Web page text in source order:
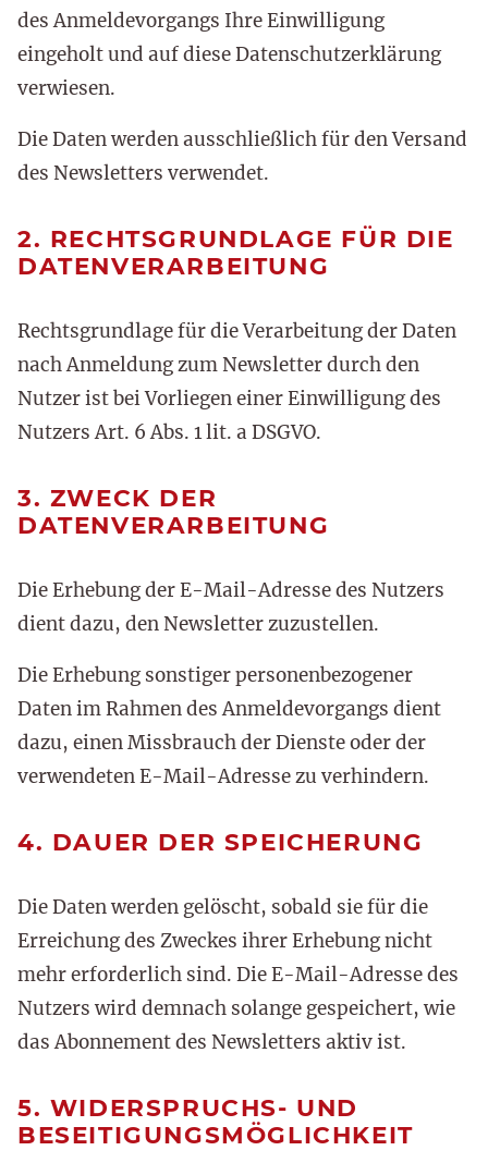
des Anmeldevorgangs Ihre Einwilligung
eingeholt und auf diese Datenschutzerklärung
verwiesen.
Die Daten werden ausschließlich für den Versand
des Newsletters verwendet.
2. RECHTSGRUNDLAGE FÜR DIE
DATENVERARBEITUNG
Rechtsgrundlage für die Verarbeitung der Daten
nach Anmeldung zum Newsletter durch den
Nutzer ist bei Vorliegen einer Einwilligung des
Nutzers Art. 6 Abs. 1 lit. a DSGVO.
3. ZWECK DER
DATENVERARBEITUNG
Die Erhebung der E-Mail-Adresse des Nutzers
dient dazu, den Newsletter zuzustellen.
Die Erhebung sonstiger personenbezogener
Daten im Rahmen des Anmeldevorgangs dient
dazu, einen Missbrauch der Dienste oder der
verwendeten E-Mail-Adresse zu verhindern.
4. DAUER DER SPEICHERUNG
Die Daten werden gelöscht, sobald sie für die
Erreichung des Zweckes ihrer Erhebung nicht
mehr erforderlich sind. Die E-Mail-Adresse des
Nutzers wird demnach solange gespeichert, wie
das Abonnement des Newsletters aktiv ist.
5. WIDERSPRUCHS- UND
BESEITIGUNGSMÖGLICHKEIT